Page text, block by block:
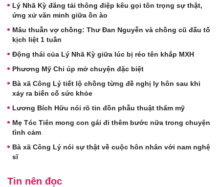
Lý Nhã Kỳ đăng tải thông điệp kêu gọi tôn trọng sự thật,
ứng xử văn minh giữa ồn ào
Mâu thuẫn vợ chồng: Thư Đan Nguyễn và chồng cũ đấu tố
kịch liệt 1 tuần
Động thái của Lý Nhã Kỳ giữa lúc bị réo tên khắp MXH
Phương Mỹ Chi úp mở chuyện đặc biệt
Bà xã Công Lý tiết lộ chồng từng đề nghị ly hôn sau khi
xảy ra biến cố sức khỏe
Lương Bích Hữu nói rõ tin đồn phẫu thuật thẩm mỹ
Mẹ Tóc Tiên mong con gái đi thêm bước nữa trong chuyện
tình cảm
Bà xã Công Lý nói sự thật về cuộc hôn nhân với nam nghệ
sĩ
Tin nên đọc